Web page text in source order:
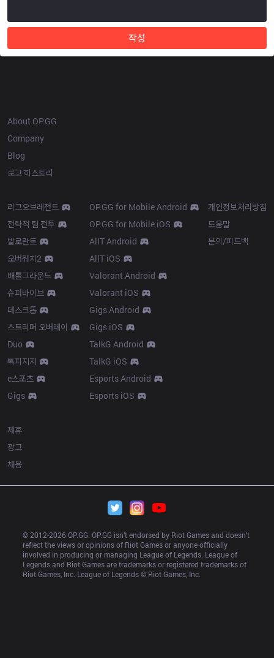
작성
About OP.GG
Company
Blog
로고 히스토리
리그오브레전드
전략적 팀 전투
발로란트
오버워치2
배틀그라운드
슈퍼바이브
데스크톱
스트리머 오버레이
Duo
톡피지지
e스포츠
Gigs
OP.GG for Mobile Android
OP.GG for Mobile iOS
AllT Android
AllT iOS
Valorant Android
Valorant iOS
Gigs Android
Gigs iOS
TalkG Android
TalkG iOS
Esports Android
Esports iOS
개인정보처리방침
도움말
문의/피드백
제휴
광고
채용
© 2012-2026 OP.GG. OP.GG isn’t endorsed by Riot Games and doesn’t
reflect the views or opinions of Riot Games or anyone officially
involved in producing or managing League of Legends. League of
Legends and Riot Games are trademarks or registered trademarks of
Riot Games, Inc. League of Legends © Riot Games, Inc.